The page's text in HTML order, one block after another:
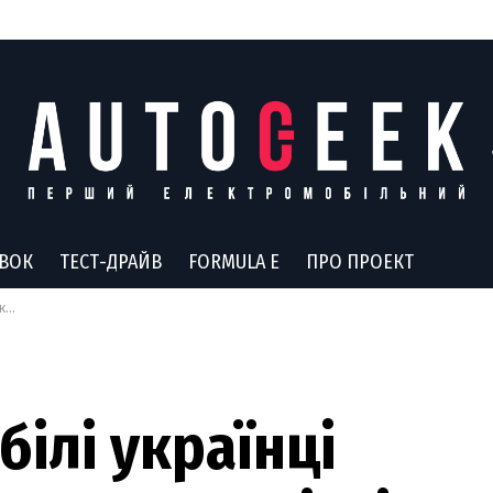
ТЕСТ-ДРАЙВ FORMULA E ПРО ПРОЕКТ
українці